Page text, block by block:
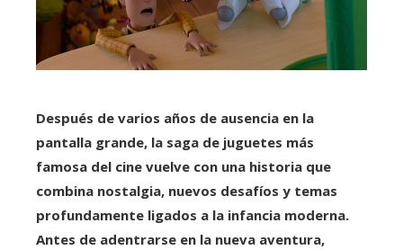
Después de varios años de ausencia en la
pantalla grande, la saga de juguetes más
famosa del cine vuelve con una historia que
combina nostalgia, nuevos desafíos y temas
profundamente ligados a la infancia moderna.
Antes de adentrarse en la nueva aventura,